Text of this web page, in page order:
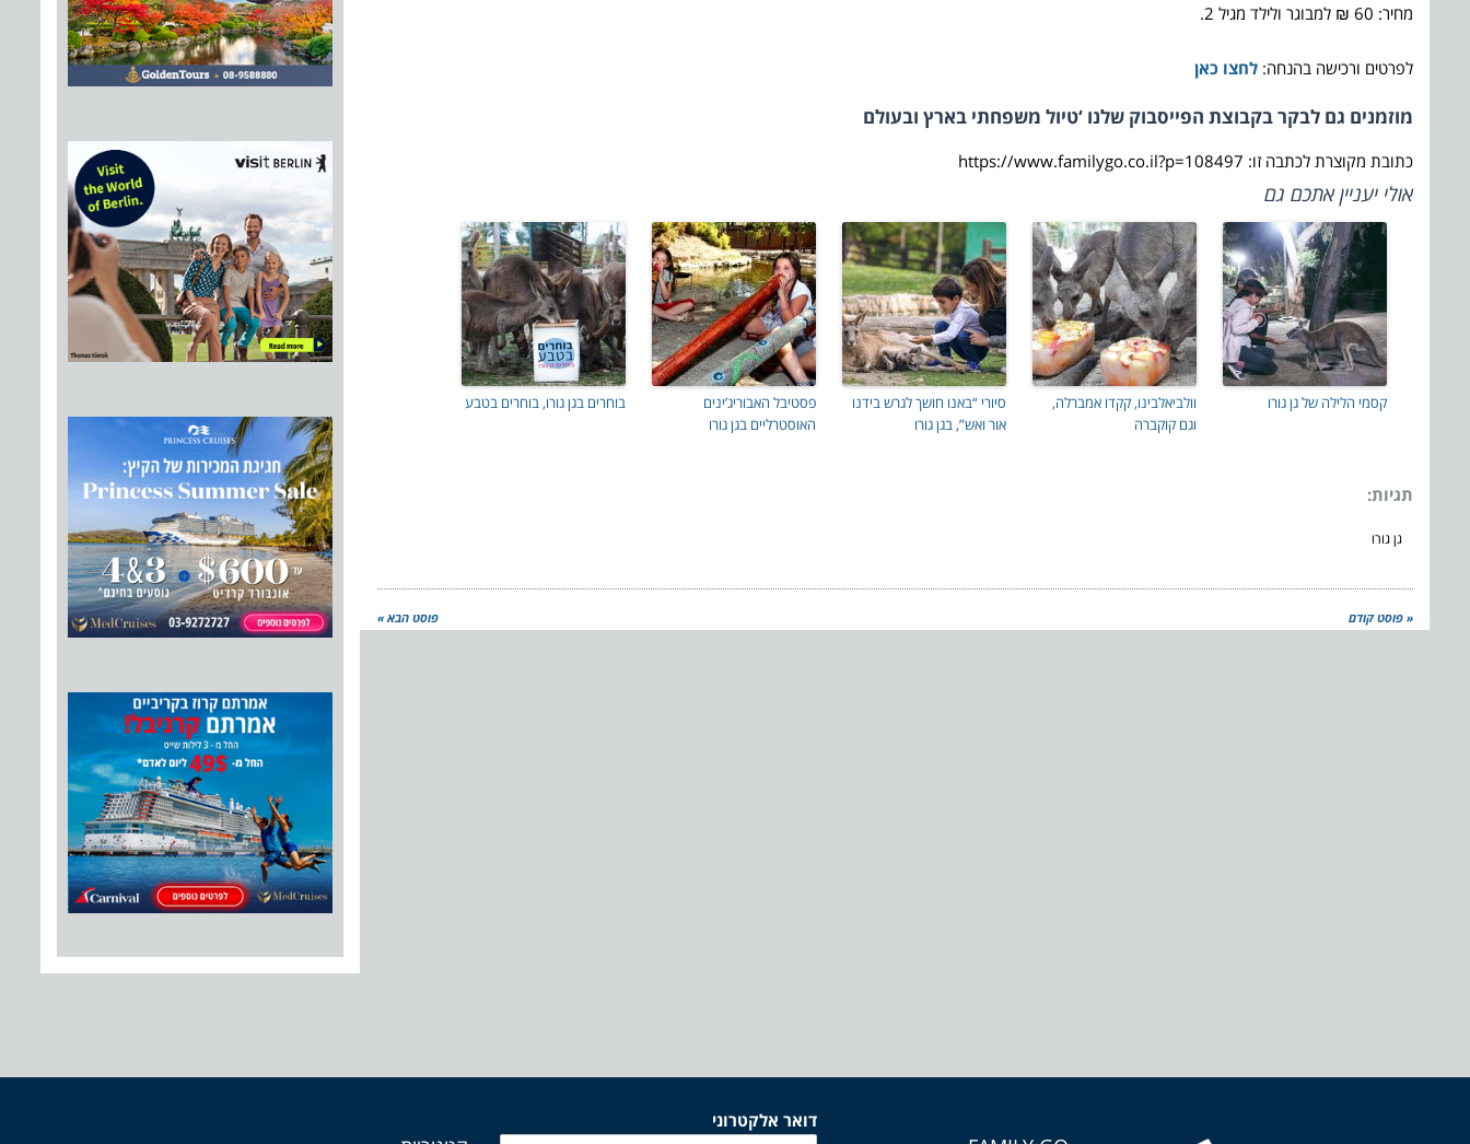
מחיר: 60 ₪ למבוגר ולילד מגיל 2.
לפרטים ורכישה בהנחה: לחצו כאן
מוזמנים גם לבקר בקבוצת הפייסבוק שלנו ‘טיול משפחתי בארץ ובעולם
כתובת מקוצרת לכתבה זו: https://www.familygo.co.il?p=108497
אולי יעניין אתכם גם
קסמי הלילה של גן גורו
וולביאלבינו, קקדו אמברלה,
וגם קוקברה
סיורי “באנו חושך לגרש בידנו
אור ואש”, בגן גורו
פסטיבל האבוריג’ינים
האוסטרליים בגן גורו
בוחרים בגן גורו, בוחרים בטבע
תגיות:
גן גורו
« פוסט קודם פוסט הבא »
דואר אלקטרוני